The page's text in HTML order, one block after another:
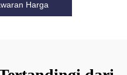
Harga